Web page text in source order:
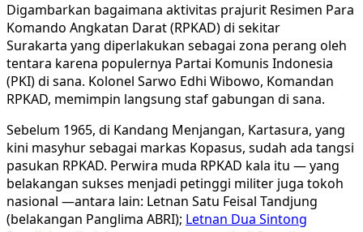
Digambarkan bagaimana aktivitas prajurit Resimen Para
Komando Angkatan Darat (RPKAD) di sekitar
Surakarta yang diperlakukan sebagai zona perang oleh
tentara karena populernya Partai Komunis Indonesia
(PKI) di sana. Kolonel Sarwo Edhi Wibowo, Komandan
RPKAD, memimpin langsung staf gabungan di sana.
Sebelum 1965, di Kandang Menjangan, Kartasura, yang
kini masyhur sebagai markas Kopasus, sudah ada tangsi
pasukan RPKAD. Perwira muda RPKAD kala itu — yang
belakangan sukses menjadi petinggi militer juga tokoh
nasional —antara lain: Letnan Satu Feisal Tandjung
(belakangan Panglima ABRI); Letnan Dua Sintong